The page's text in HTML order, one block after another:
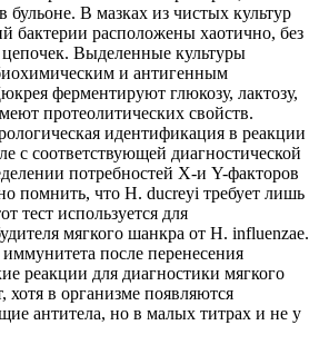
В мазках из чистых культур
бактерии расположены хаотично, без
Выделенные культуры
и антигенным
ферментируют глюкозу, лактозу,
протеолитических свойств.
идентификация в реакции
с соответствующей диагностической
потребностей X-и Y-факторов
помнить, что Н. ducreyi требует лишь
тест используется для
мягкого шанкра от Н. influenzae.
после перенесения
реакции для диагностики мягкого
хотя в организме появляются
антитела, но в малых титрах и не у